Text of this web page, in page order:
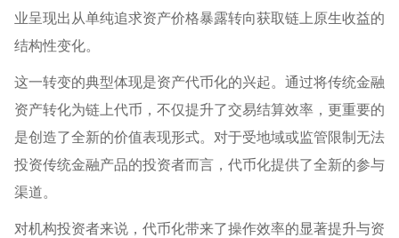
业呈现出从单纯追求资产价格暴露转向获取链上原生收益的
结构性变化。
这一转变的典型体现是资产代币化的兴起。通过将传统金融
资产转化为链上代币，不仅提升了交易结算效率，更重要的
是创造了全新的价值表现形式。对于受地域或监管限制无法
投资传统金融产品的投资者而言，代币化提供了全新的参与
渠道。
对机构投资者来说，代币化带来了操作效率的显著提升与资